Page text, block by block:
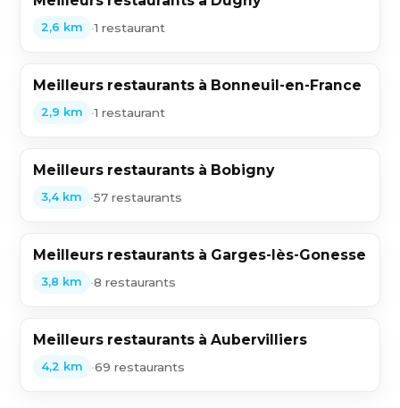
2,6 km •1 restaurant
Meilleurs restaurants à Bonneuil-en-France
2,9 km •1 restaurant
Meilleurs restaurants à Bobigny
3,4 km •57 restaurants
Meilleurs restaurants à Garges-lès-Gonesse
3,8 km •8 restaurants
Meilleurs restaurants à Aubervilliers
4,2 km •69 restaurants